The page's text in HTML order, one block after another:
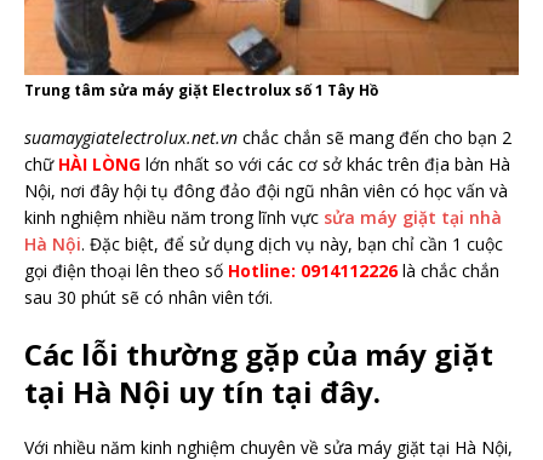
Trung tâm sửa máy giặt Electrolux số 1 Tây Hồ
suamaygiatelectrolux.net.vn chắc chắn sẽ mang đến cho bạn 2
chữ HÀI LÒNG lớn nhất so với các cơ sở khác trên địa bàn Hà
Nội, nơi đây hội tụ đông đảo đội ngũ nhân viên có học vấn và
kinh nghiệm nhiều năm trong lĩnh vực sửa máy giặt tại nhà
Hà Nội. Đặc biệt, để sử dụng dịch vụ này, bạn chỉ cần 1 cuộc
gọi điện thoại lên theo số Hotline: 0914112226là chắc chắn
sau 30 phút sẽ có nhân viên tới.
Các lỗi thường gặp của máy giặt
tại Hà Nội uy tín tại đây.
Với nhiều năm kinh nghiệm chuyên về sửa máy giặt tại Hà Nội,